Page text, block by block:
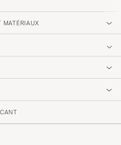
MATÉRIAUX
rask levering og
🙂👍